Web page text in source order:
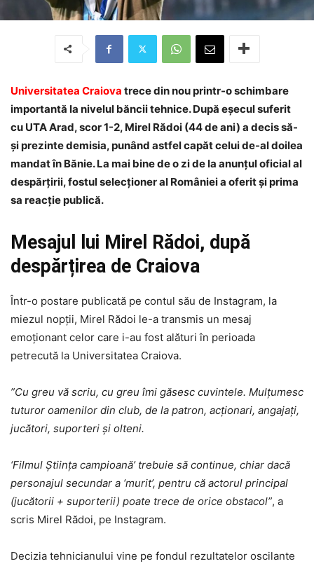
Universitatea Craiova trece din nou printr-o schimbare
importantă la nivelul băncii tehnice. După eșecul suferit
cu UTA Arad, scor 1-2, Mirel Rădoi (44 de ani) a decis să-
și prezinte demisia, punând astfel capăt celui de-al doilea
mandat în Bănie. La mai bine de o zi de la anunțul oficial al
despărțirii, fostul selecționer al României a oferit și prima
sa reacție publică.
Mesajul lui Mirel Rădoi, după
despărțirea de Craiova
Într-o postare publicată pe contul său de Instagram, la
miezul nopții, Mirel Rădoi le-a transmis un mesaj
emoționant celor care i-au fost alături în perioada
petrecută la Universitatea Craiova.
”Cu greu vă scriu, cu greu îmi găsesc cuvintele. Mulțumesc
tuturor oamenilor din club, de la patron, acționari, angajați,
jucători, suporteri și olteni.
‘Filmul Știința campioană’ trebuie să continue, chiar dacă
personajul secundar a ‘murit’, pentru că actorul principal
(jucătorii + suporterii) poate trece de orice obstacol”, a
scris Mirel Rădoi, pe Instagram.
Decizia tehnicianului vine pe fondul rezultatelor oscilante